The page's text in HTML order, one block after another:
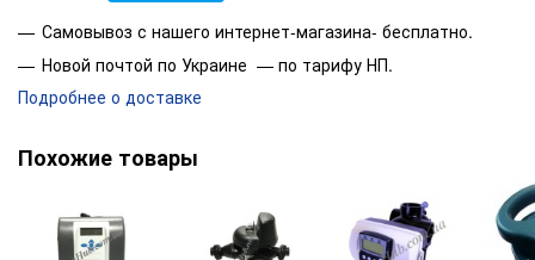
Самовывоз с нашего интернет-магазина- бесплатно.
Новой почтой по Украине — по тарифу НП.
Подробнее о доставке
Похожие товары